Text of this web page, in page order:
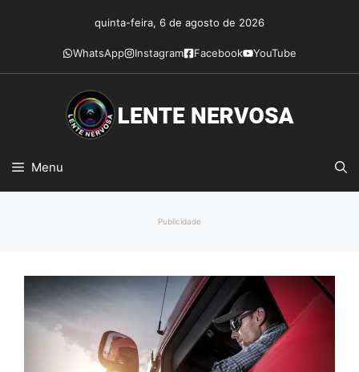
conteúdo
quinta-feira, 6 de agosto de 2026
WhatsApp Instagram Facebook YouTube
Menu
Publicidade